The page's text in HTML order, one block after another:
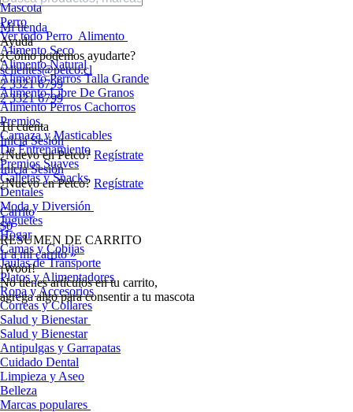
Mi tienda
Ayuda
¿Cómo podemos ayudarte?
sclientes@petco.cl
2 3321 6799
2 3321 6799
Tu cuenta
Inicia Sesión
¿Nuevo en Petco? Regístrate
Inicia Sesión
¿Nuevo en Petco? Regístrate
Carrito
$0
RESUMEN DE CARRITO
Ir a mi carrito »
¡Woof!
No tíenes artículos en tu carrito,
agrega algo para consentir a tu mascota
Mascota
Perro
Ver todo Perro Alimento
Alimento Seco
Alimento Natural
Alimento Perros Talla Grande
Alimento Libre De Granos
Alimento Perros Cachorros
Premios
Carnaza y Masticables
De Entrenamiento
Premios Suaves
Galletas y Snacks
Dentales
Moda y Diversión
Juguetes
Hogar
Camas y Cobijas
Jaulas de Transporte
Platos y Alimentadores
Ropa y Accesorios
Correas y Collares
Salud y Bienestar
Salud y Bienestar
Antipulgas y Garrapatas
Cuidado Dental
Limpieza y Aseo
Belleza
Marcas populares